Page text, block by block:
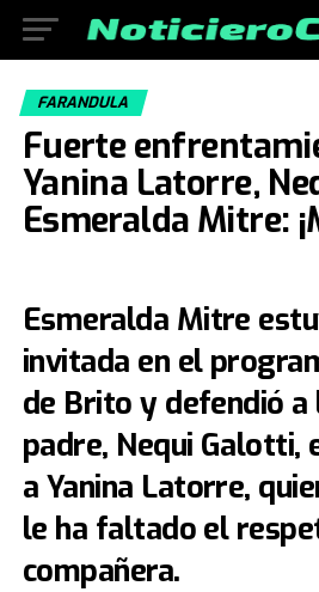
FARANDULA
Fuerte
Yanina Latorre,
Esmeralda Mitre:
Esmeralda Mitre
invitada en el
de Brito y defendió a
padre, Nequi Galotti,
a Yanina Latorre,
le ha faltado el
compañera.